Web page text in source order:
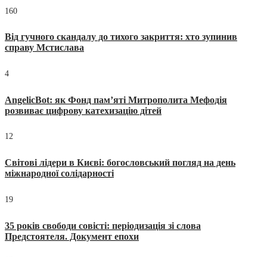
160
Від гучного скандалу до тихого закриття: хто зупинив
справу Мстислава
4
AngelicBot: як Фонд пам’яті Митрополита Мефодія
розвиває цифрову катехизацію дітей
12
Світові лідери в Києві: богословський погляд на день
міжнародної солідарності
19
35 років свободи совісті: періодизація зі слова
Предстоятеля. Документ епохи